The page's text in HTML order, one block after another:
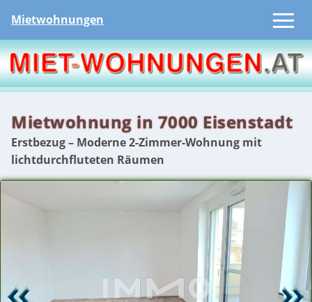
Mietwohnungen
Mietwohnung in 7000 Eisenstadt
Erstbezug – Moderne 2-Zimmer-Wohnung mit
lichtdurchfluteten Räumen